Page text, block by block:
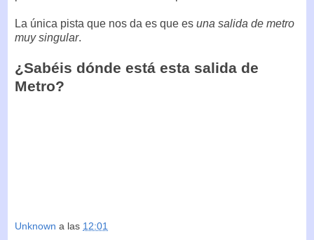
La única pista que nos da es que es una salida de metro
muy singular.
¿Sabéis dónde está esta salida de
Metro?
Unknown a las 12:01